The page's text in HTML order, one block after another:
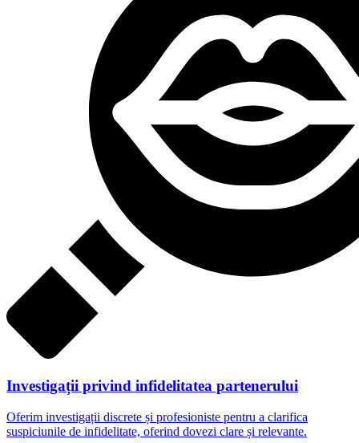
Investigații privind infidelitatea partenerului
Oferim investigații discrete și profesioniste pentru a clarifica
suspiciunile de infidelitate, oferind dovezi clare și relevante.